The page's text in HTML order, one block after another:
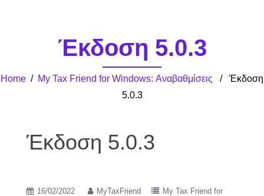
Έκδοση 5.0.3
Home / My Tax Friend for Windows: Αναβαθμίσεις / Έκδοση
5.0.3
Έκδοση 5.0.3
16/02/2022 MyTaxFriend
My Tax Friend for